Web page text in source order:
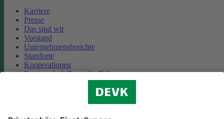
Karriere
Presse
Das sind wir
Vorstand
Unternehmensberichte
Standorte
Kooperationen
Partnerschaft Deutsche Bahn